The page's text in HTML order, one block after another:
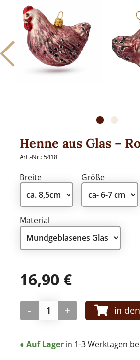
Affen
Fische & Meerestiere
Formen aus Glas
Figuren aus Glas
WEIHNACHTEN
Traditionell
Premium Qualität
Mini Formen und
Herzen
Henne aus Glas –
Art.-Nr.: 5418
Breite Größe
Material
16,90 €
- + in
● Auf Lager in 1-3 Werktagen